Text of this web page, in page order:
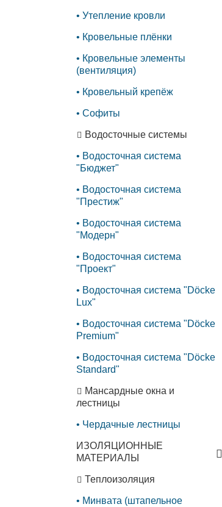
Утепление кровли
Кровельные плёнки
Кровельные элементы
(вентиляция)
Кровельный крепёж
Софиты
Водосточные системы
Водосточная система
"Бюджет"
Водосточная система
"Престиж"
Водосточная система
"Модерн"
Водосточная система
"Проект"
Водосточная система "Döcke
Lux"
Водосточная система "Döcke
Premium"
Водосточная система "Döcke
Standard"
Мансардные окна и
лестницы
Чердачные лестницы
ИЗОЛЯЦИОННЫЕ
МАТЕРИАЛЫ
Теплоизоляция
Минвата (штапельное